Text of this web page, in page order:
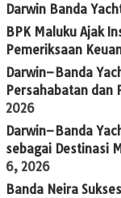
Darwin Banda
BPK Maluku Ajak
Pemeriksaan
Darwin–Banda
Persahabatan dan
2026
Darwin–Banda
sebagai Destinasi
6, 2026
Banda Neira